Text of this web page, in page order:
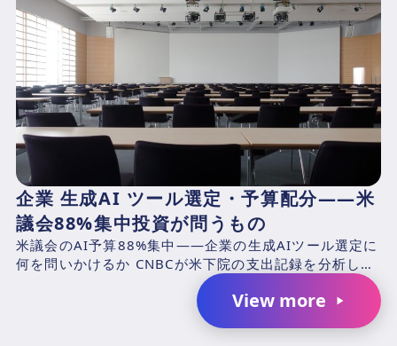
企業 生成AI ツール選定・予算配分——米
議会88%集中投資が問うもの
米議会のAI予算88%集中——企業の生成AIツール選定に
何を問いかけるか CNBCが米下院の支出記録を分析した
結果、2025年4月1日〜2026年3月31日の期...
View more